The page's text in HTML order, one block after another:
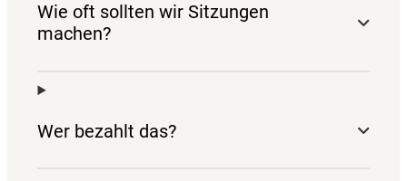
Wie oft sollten wir Sitzungen
machen?
Wer bezahlt das?